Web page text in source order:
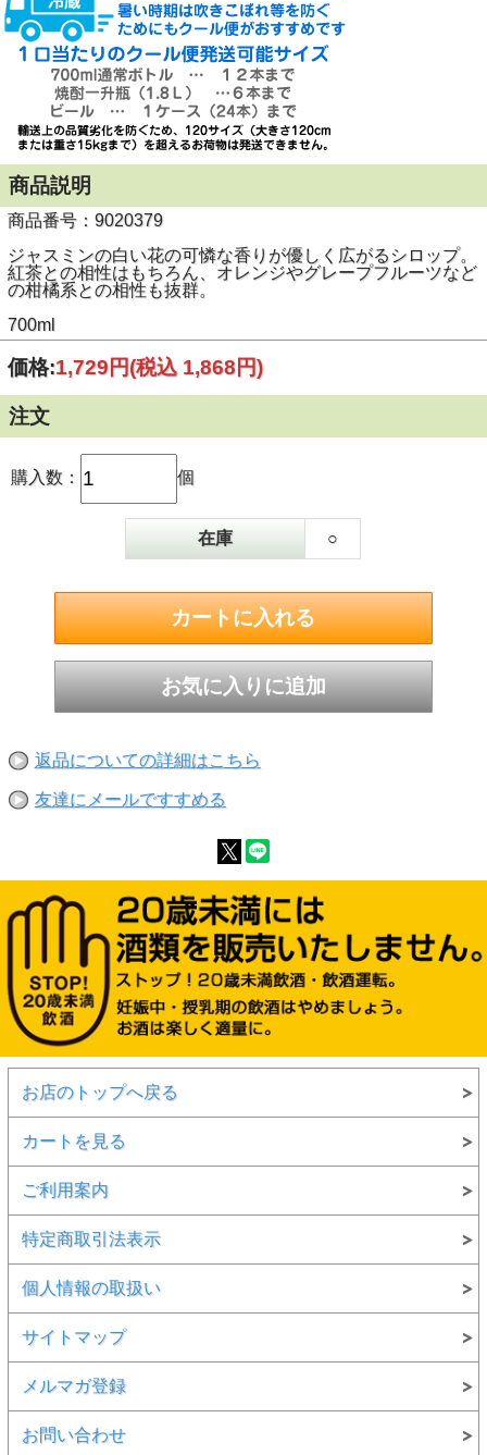
商品説明
商品番号：9020379
ジャスミンの白い花の可憐な香りが優しく広がるシロップ。
紅茶との相性はもちろん、オレンジやグレープフルーツなど
の柑橘系との相性も抜群。
700ml
価格:1,729円(税込 1,868円)
注文
購入数： 個
在庫 ○
返品についての詳細はこちら
友達にメールですすめる
お店のトップへ戻る
カートを見る
ご利用案内
特定商取引法表示
個人情報の取扱い
サイトマップ
メルマガ登録
お問い合わせ